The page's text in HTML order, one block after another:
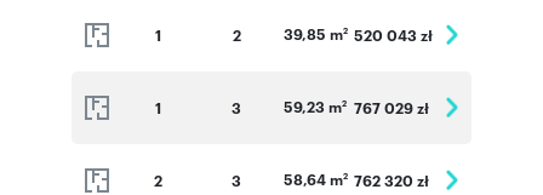
1 2 39,85 m2 520 043 zł
1 3 59,23 m2 767 029 zł
2 3 58,64 m2 762 320 zł